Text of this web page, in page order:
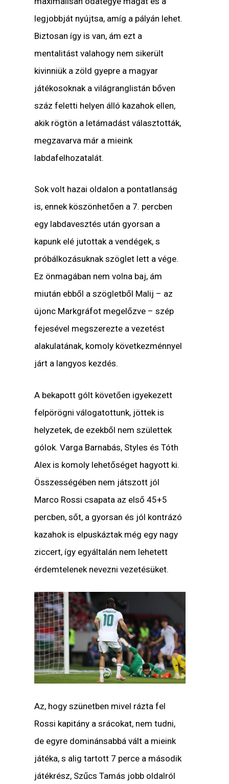
legjobbját nyújtsa, amíg a pályán lehet.
Biztosan így is van, ám ezt a
mentalitást valahogy nem sikerült
kivinniük a zöld gyepre a magyar
játékosoknak a világranglistán bőven
száz feletti helyen álló kazahok ellen,
akik rögtön a letámadást választották,
megzavarva már a mieink
labdafelhozatalát.
Sok volt hazai oldalon a pontatlanság
is, ennek köszönhetően a 7. percben
egy labdavesztés után gyorsan a
kapunk elé jutottak a vendégek, s
próbálkozásuknak szöglet lett a vége.
Ez önmagában nem volna baj, ám
miután ebből a szögletből Malij – az
újonc Markgráfot megelőzve – szép
fejesével megszerezte a vezetést
alakulatának, komoly következménnyel
járt a langyos kezdés.
A bekapott gólt követően igyekezett
felpörögni válogatottunk, jöttek is
helyzetek, de ezekből nem születtek
gólok. Varga Barnabás, Styles és Tóth
Alex is komoly lehetőséget hagyott ki.
Összességében nem játszott jól
Marco Rossi csapata az első 45+5
percben, sőt, a gyorsan és jól kontrázó
kazahok is elpuskáztak még egy nagy
ziccert, így egyáltalán nem lehetett
érdemtelenek nevezni vezetésüket.
Az, hogy szünetben mivel rázta fel
Rossi kapitány a srácokat, nem tudni,
de egyre dominánsabbá vált a mieink
játéka, s alig tartott 7 perce a második
játékrész, Szűcs Tamás jobb oldalról